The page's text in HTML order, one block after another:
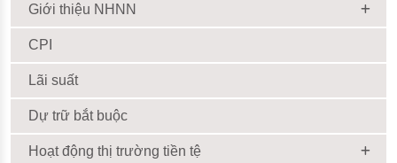
Giới thiệu NHNN
CPI
Lãi suất
Dự trữ bắt buộc
Hoạt động thị trường tiền tệ